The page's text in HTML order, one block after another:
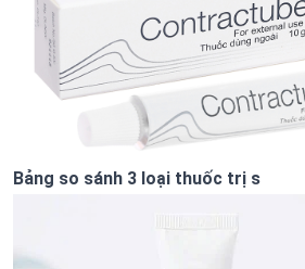
Bảng so sánh 3 loại thuốc trị s